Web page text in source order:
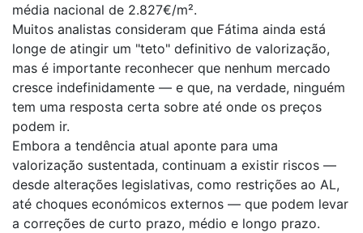
média nacional de 2.827€/m².
Muitos analistas consideram que Fátima ainda está
longe de atingir um "teto" definitivo de valorização,
mas é importante reconhecer que nenhum mercado
cresce indefinidamente — e que, na verdade, ninguém
tem uma resposta certa sobre até onde os preços
podem ir.
Embora a tendência atual aponte para uma
valorização sustentada, continuam a existir riscos —
desde alterações legislativas, como restrições ao AL,
até choques económicos externos — que podem levar
a correções de curto prazo, médio e longo prazo.